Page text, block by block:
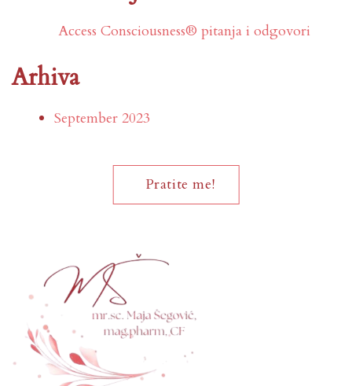
Access Consciousness® pitanja i odgovori
Arhiva
September 2023
Pratite me!